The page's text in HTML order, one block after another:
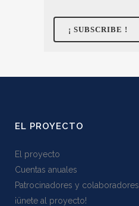
EL PROYECTO
El proyecto
Cuentas anuales
Patrocinadores y colaboradores
¡ünete al proyecto!